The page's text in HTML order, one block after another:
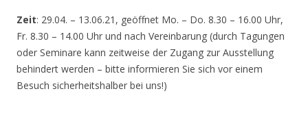
Zeit: 29.04. – 13.06.21, geöffnet Mo. – Do. 8.30 – 16.00 Uhr,
Fr. 8.30 – 14.00 Uhr und nach Vereinbarung (durch Tagungen
oder Seminare kann zeitweise der Zugang zur Ausstellung
behindert werden – bitte informieren Sie sich vor einem
Besuch sicherheitshalber bei uns!)